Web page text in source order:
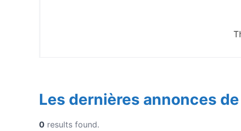
Les dernières annonces
0 results found.